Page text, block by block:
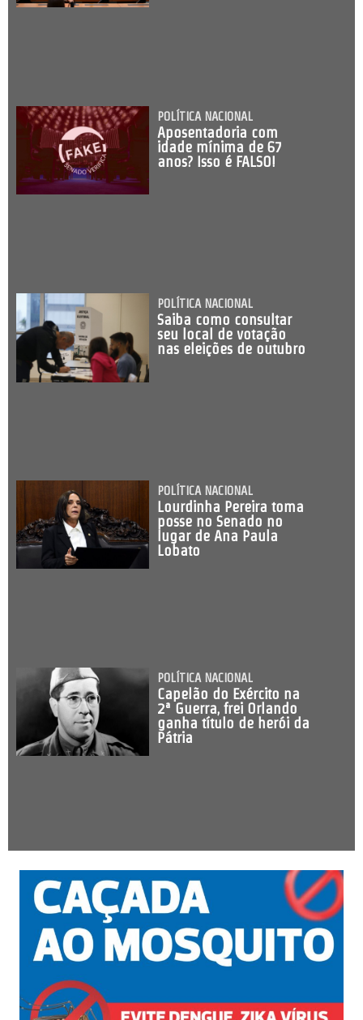
POLÍTICA NACIONAL
Aposentadoria com
idade mínima de 67
anos? Isso é FALSO!
POLÍTICA NACIONAL
Saiba como consultar
seu local de votação
nas eleições de outubro
POLÍTICA NACIONAL
Lourdinha Pereira toma
posse no Senado no
lugar de Ana Paula
Lobato
POLÍTICA NACIONAL
Capelão do Exército na
2ª Guerra, frei Orlando
ganha título de herói da
Pátria